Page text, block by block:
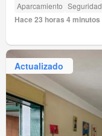
Aparcamiento Seguridad
Hace 23 horas 4 minutos
Actualizado